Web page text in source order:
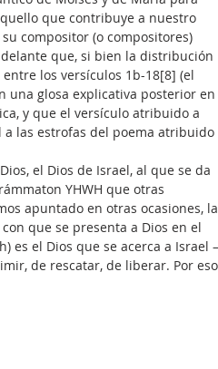
que contribuye a nuestro
compositor (o compositores)
que, si bien la distribución
los versículos 1b-18[8] (el
una glosa explicativa posterior en
y que el versículo atribuido a
las estrofas del poema atribuido
el Dios de Israel, al que se da
YHWH que otras
apuntado en otras ocasiones,
que se presenta a Dios en el
es el Dios que se acerca a Israel
de rescatar, de liberar. Por